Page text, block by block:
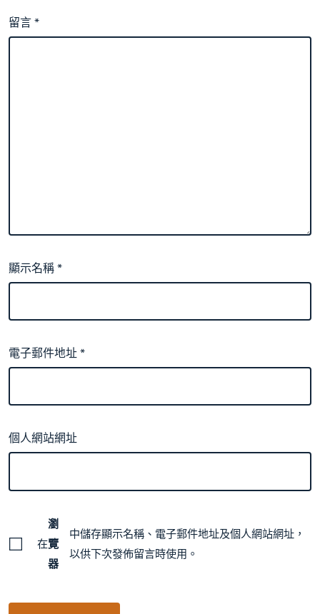
留言*
顯示名稱*
電子郵件地址*
個人網站網址
在
瀏
覽
器
中儲存顯示名稱、電子郵件地址及個人網站網址，
以供下次發佈留言時使用。